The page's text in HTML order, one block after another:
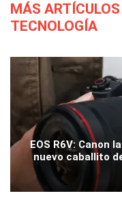
MÁS
TECNOLOGÍA
EOS R6V: Canon
nuevo caballito